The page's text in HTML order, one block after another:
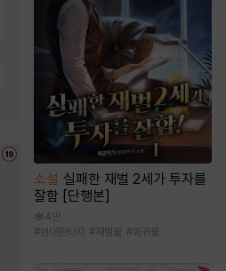
소설 실패한 재벌 2세가 투자를
잘함 [단행본]
4만
#현대판타지 #재벌물 #회귀물